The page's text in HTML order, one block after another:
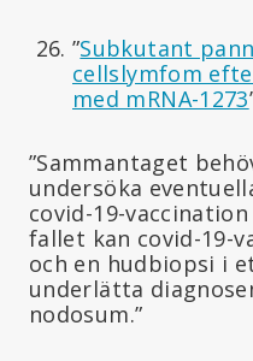
”Subkutant
cellslymfom
med mRNA-1273
”Sammantaget
undersöka
covid-19-
fallet kan covid-19-
och en hudbiopsi i
underlätta
nodosum.”